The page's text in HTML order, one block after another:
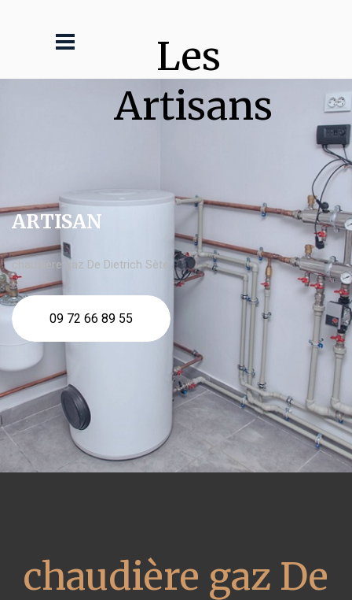
Les
Artisans
ARTISAN
chaudière gaz De Dietrich Sète
09 72 66 89 55
chaudière gaz De